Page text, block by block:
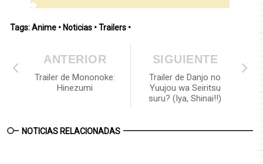
Tags:Anime • Noticias •Trailers •
SIGUIENTE
Trailer de Danjo no
Yuujou wa Seiritsu
suru? (Iya, Shinai!!)
ANTERIOR
Trailer de Mononoke:
Hinezumi
NOTICIAS RELACIONADAS